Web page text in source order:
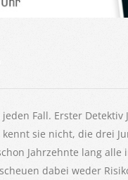
Fall. Erster Detektiv
sie nicht, die drei
Jahrzehnte lang
dabei weder